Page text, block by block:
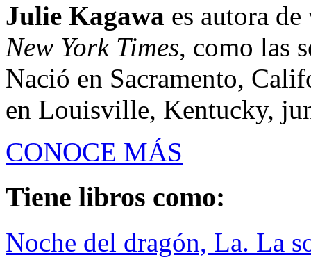
Julie Kagawa es autora
New York Times, como las
Nació en Sacramento,
en Louisville, Kentucky,
CONOCE MÁS
Tiene libros como:
Noche del dragón, La. La